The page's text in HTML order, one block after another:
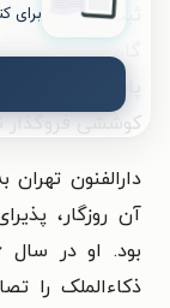
ثبت کرد.
گام‌های
پاسداشت،
کوششی فروگذار
دارالفنون
آن روزگار،
ذکاءالملک را
برای